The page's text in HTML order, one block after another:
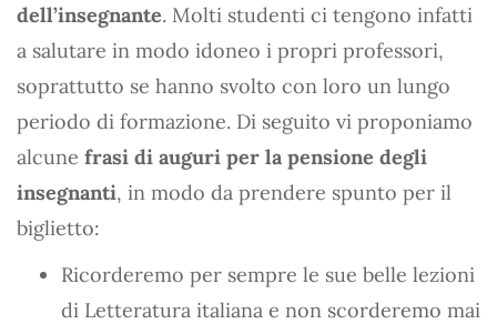
dell’insegnante. Molti studenti ci tengono infatti
a salutare in modo idoneo i propri professori,
soprattutto se hanno svolto con loro un lungo
periodo di formazione. Di seguito vi proponiamo
alcune frasi di auguri per la pensione degli
insegnanti, in modo da prendere spunto per il
biglietto:
Ricorderemo per sempre le sue belle lezioni
di Letteratura italiana e non scorderemo mai